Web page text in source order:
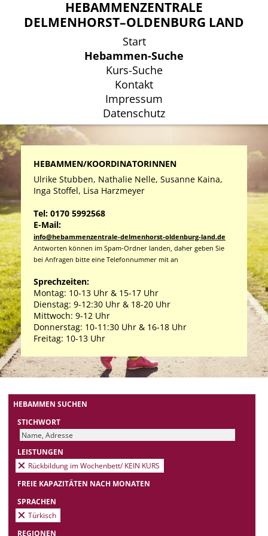
HEBAMMENZENTRALE
DELMENHORST–OLDENBURG LAND
Start
Hebammen-Suche
Kurs-Suche
Kontakt
Impressum
Datenschutz
HEBAMMENZENTRALE
DELMENHORST–OLDENBURG LAND
Start
Hebammen-Suche
Kurs-Suche
Kontakt
Impressum
Datenschutz
HEBAMMEN/KOORDINATORINNEN
Ulrike Stubben, Nathalie Nelle, Susanne Kaina,
Inga Stoffel, Lisa Harzmeyer
Tel: 0170 5992568
E-Mail:
info@hebammenzentrale-delmenhorst-oldenburg-land.de
Antworten können im Spam-Ordner landen, daher geben Sie
bei Anfragen bitte eine Telefonnummer mit an
Sprechzeiten:
Montag: 10-13 Uhr & 15-17 Uhr
Dienstag: 9-12:30 Uhr & 18-20 Uhr
Mittwoch: 9-12 Uhr
Donnerstag: 10-11:30 Uhr & 16-18 Uhr
Freitag: 10-13 Uhr
HEBAMMEN SUCHEN
STICHWORT
LEISTUNGEN
Rückbildung im Wochenbett/ KEIN KURS
FREIE KAPAZITÄTEN NACH MONATEN
SPRACHEN
Türkisch
REGIONEN